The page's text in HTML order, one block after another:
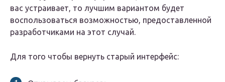
вас устраивает, то лучшим вариантом будет
воспользоваться возможностью, предоставленной
разработчиками на этот случай.
Для того чтобы вернуть старый интерфейс: